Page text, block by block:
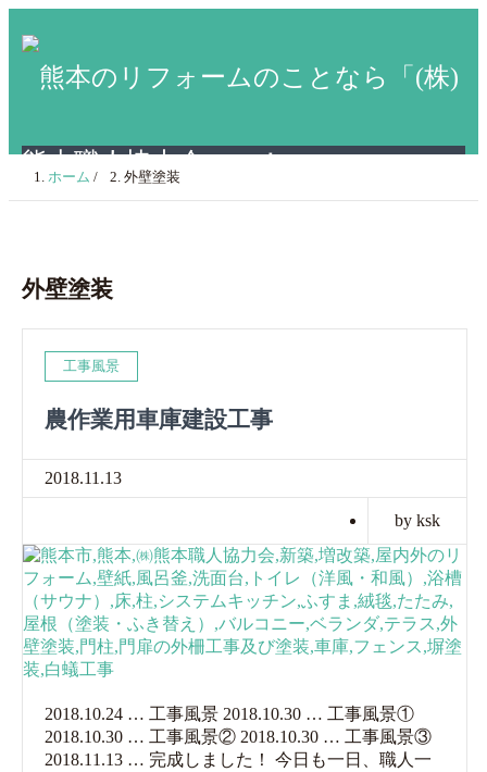
ホーム / 外壁塗装
外壁塗装
工事風景
農作業用車庫建設工事
2018.11.13
by ksk
2018.10.24 … 工事風景 2018.10.30 … 工事風景①
2018.10.30 … 工事風景② 2018.10.30 … 工事風景③
2018.11.13 … 完成しました！ 今日も一日、職人一